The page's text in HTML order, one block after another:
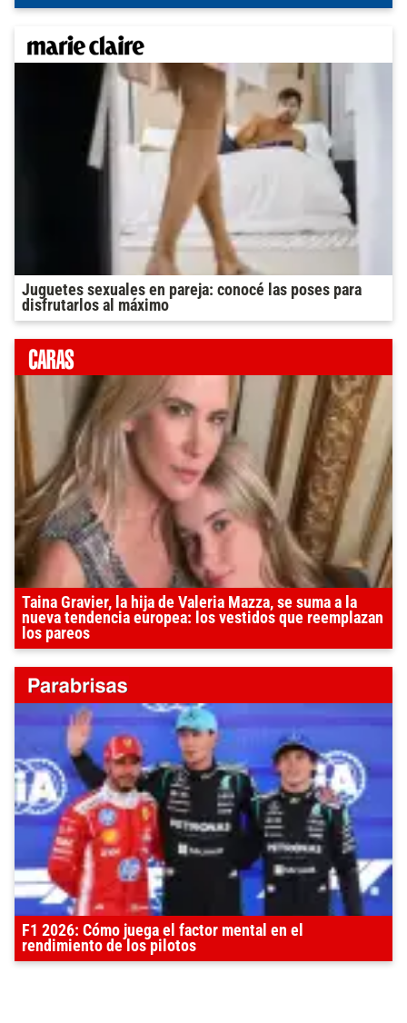
Juguetes sexuales en pareja: conocé las poses para
disfrutarlos al máximo
Taina Gravier, la hija de Valeria Mazza, se suma a la
nueva tendencia europea: los vestidos que reemplazan
los pareos
F1 2026: Cómo juega el factor mental en el
rendimiento de los pilotos